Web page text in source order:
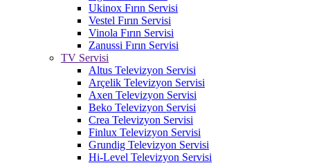
Ukinox Fırın Servisi
Vestel Fırın Servisi
Vinola Fırın Servisi
Zanussi Fırın Servisi
TV Servisi
Altus Televizyon Servisi
Arçelik Televizyon Servisi
Axen Televizyon Servisi
Beko Televizyon Servisi
Crea Televizyon Servisi
Finlux Televizyon Servisi
Grundig Televizyon Servisi
Hi-Level Televizyon Servisi